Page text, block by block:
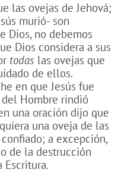
las ovejas de Jehová;
murió- son
Dios, no debemos
Dios considera a sus
todas las ovejas que
de ellos.
en que Jesús fue
Hombre rindió
una oración dijo que
una oveja de las
a excepción,
de la destrucción
Escritura.